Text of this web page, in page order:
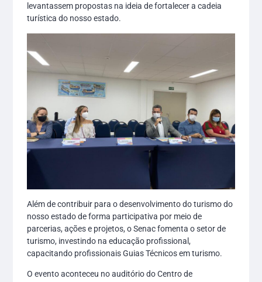
levantassem propostas na ideia de fortalecer a cadeia
turística do nosso estado.
Além de contribuir para o desenvolvimento do turismo do
nosso estado de forma participativa por meio de
parcerias, ações e projetos, o Senac fomenta o setor de
turismo, investindo na educação profissional,
capacitando profissionais Guias Técnicos em turismo.
O evento aconteceu no auditório do Centro de